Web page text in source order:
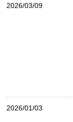
2026/03/09
2026/01/03